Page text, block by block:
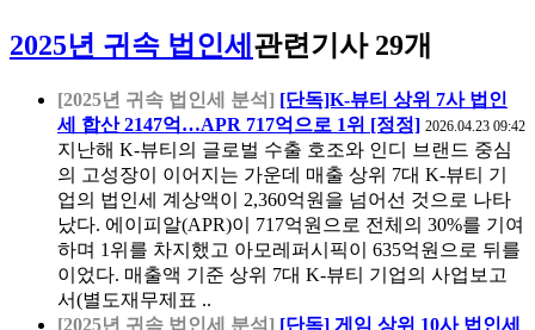
2025년 귀속 법인세 관련기사 29개
[2025년 귀속 법인세 분석] [단독]K-뷰티 상위 7사 법인
세 합산 2147억…APR 717억으로 1위 [정정] 2026.04.23 09:42
지난해 K-뷰티의 글로벌 수출 호조와 인디 브랜드 중심
의 고성장이 이어지는 가운데 매출 상위 7대 K-뷰티 기
업의 법인세 계상액이 2,360억원을 넘어선 것으로 나타
났다. 에이피알(APR)이 717억원으로 전체의 30%를 기여
하며 1위를 차지했고 아모레퍼시픽이 635억원으로 뒤를
이었다. 매출액 기준 상위 7대 K-뷰티 기업의 사업보고
서(별도재무제표 ..
[2025년 귀속 법인세 분석] [단독] 게임 상위 10사 법인세